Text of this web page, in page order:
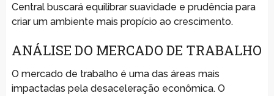
Central buscará equilibrar suavidade e prudência para
criar um ambiente mais propício ao crescimento.
ANÁLISE DO MERCADO DE TRABALHO
O mercado de trabalho é uma das áreas mais
impactadas pela desaceleração econômica. O